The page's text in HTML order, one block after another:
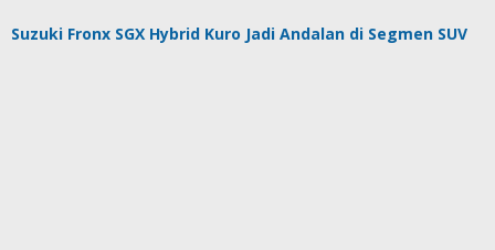
Suzuki Fronx SGX Hybrid Kuro Jadi Andalan di Segmen SUV